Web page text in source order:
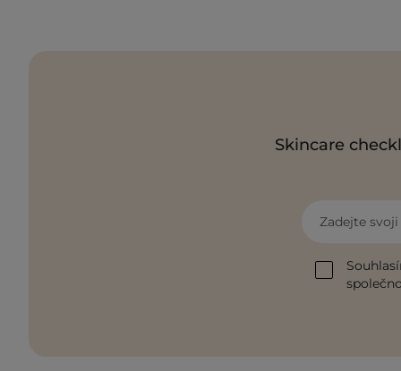
Skincare
Zadejte